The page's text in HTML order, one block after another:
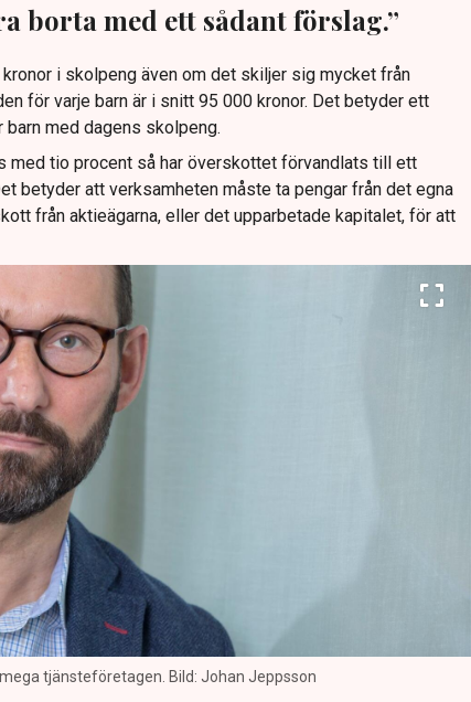
borta med ett sådant förslag.”
i skolpeng även om det skiljer sig mycket från
för varje barn är i snitt 95 000 kronor. Det betyder ett
med dagens skolpeng.
med tio procent så har överskottet förvandlats till ett
betyder att verksamheten måste ta pengar från det egna
från aktieägarna, eller det upparbetade kapitalet, för att
tjänsteföretagen. Bild: Johan Jeppsson